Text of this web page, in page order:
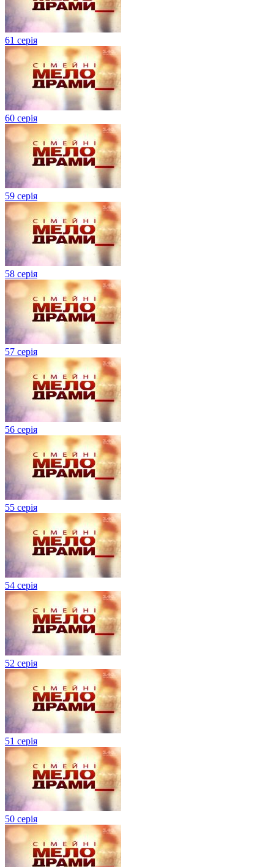
61 серія
60 серія
59 серія
58 серія
57 серія
56 серія
55 серія
54 серія
52 серія
51 серія
50 серія